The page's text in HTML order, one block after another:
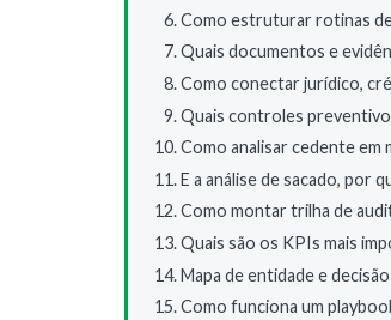
Como estruturar rotinas
Quais documentos e
Como conectar jurídico,
Quais controles
Como analisar cedente em
E a análise de sacado, por
Como montar trilha de
Quais são os KPIs mais
Mapa de entidade e decisão
Como funciona um